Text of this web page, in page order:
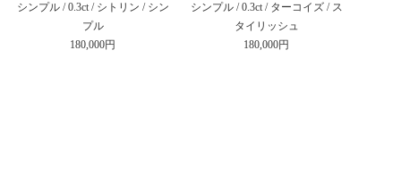
シンプル / 0.3ct / シトリン / シン
プル
180,000円
シンプル / 0.3ct / ターコイズ / ス
タイリッシュ
180,000円